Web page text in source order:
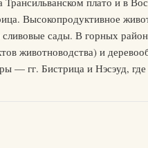
Высокопродуктивное
сады. В горных
животноводства) и
гг. Бистрица и Нэсэуд,